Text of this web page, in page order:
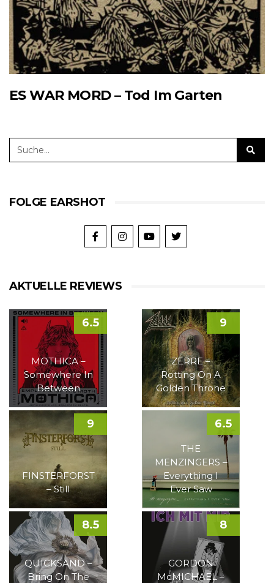
ES WAR MORD – Tod Im Garten
FOLGE EARSHOT
AKTUELLE REVIEWS
MOTHICA –
Somewhere In
Between
6.5
ZERRE –
Rotting On A
Golden Throne
9
FINSTERFORST
– Still
9
THE
MENZINGERS –
Everything I
Ever Saw
6.5
QUICKSAND –
Bring On The
8.5
GORDON
McMICHAEL –
8